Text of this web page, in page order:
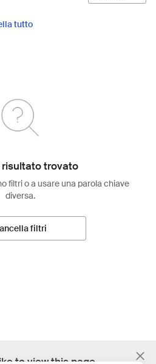
tutto
risultato trovato
filtri o a usare una parola chiave
diversa.
filtri